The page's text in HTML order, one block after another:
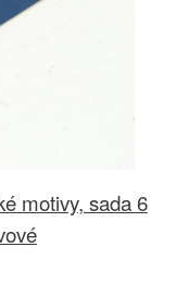
motivy, sada 6